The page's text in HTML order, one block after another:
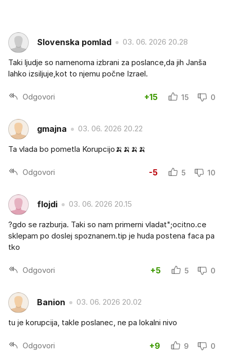
Slovenska pomlad 03. 06. 2026 20.28
Taki ljudje so namenoma izbrani za poslance,da jih Janša
lahko izsiljuje,kot to njemu počne Izrael.
Odgovori +15 15 0
gmajna 03. 06. 2026 20.22
Ta vlada bo pometla Korupcijo🍌🍌🍌🍌
Odgovori -5 5 10
flojdi 03. 06. 2026 20.15
?gdo se razburja. Taki so nam primerni vladat";ocitno.ce
sklepam po doslej spoznanem.tip je huda postena faca pa
tko
Odgovori +5 5 0
Banion 03. 06. 2026 20.02
tu je korupcija, takle poslanec, ne pa lokalni nivo
Odgovori +9 9 0